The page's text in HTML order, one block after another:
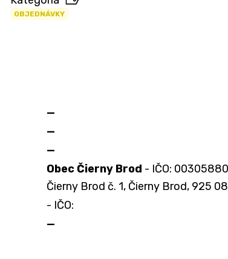
OBJEDNÁVKY
—
—
—
Obec Čierny Brod - IČO: 00305880
Čierny Brod č. 1, Čierny Brod, 925 08
- IČO:
—